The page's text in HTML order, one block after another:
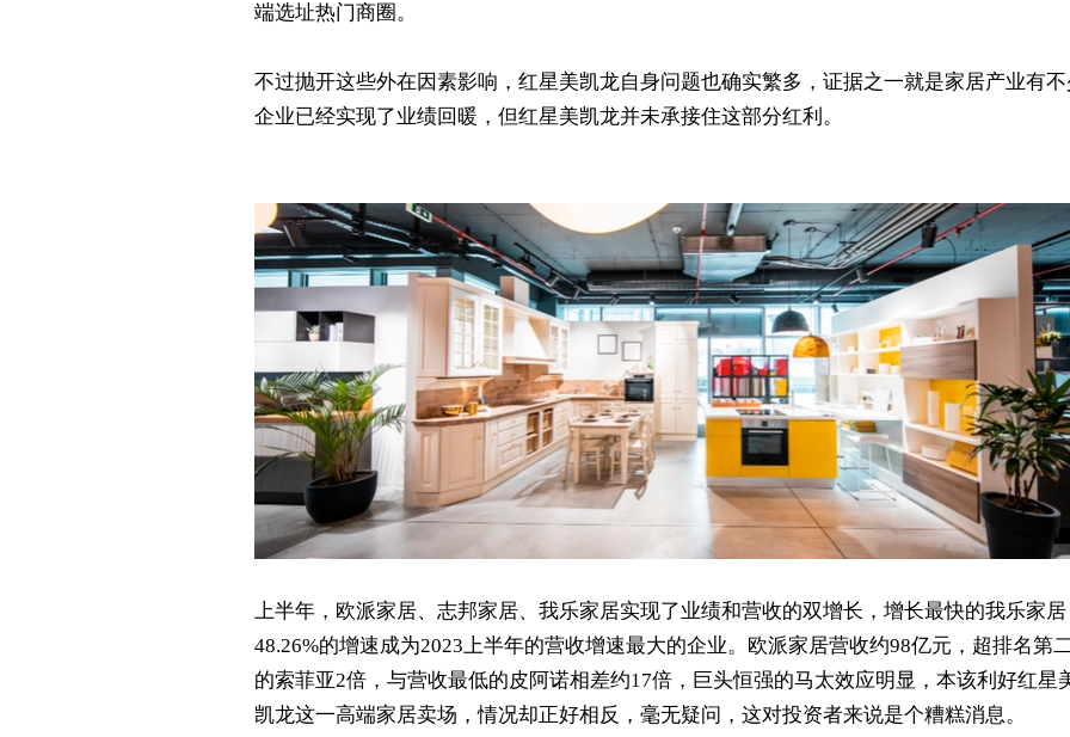
端选址热门商圈。
不过抛开这些外在因素影响，红星美凯龙自身问题也确实繁多，证据之一就是家居产业有
企业已经实现了业绩回暖，但红星美凯龙并未承接住这部分红利。
上半年，欧派家居、志邦家居、我乐家居实现了业绩和营收的双增长，增长最快的我乐家居
48.26%的增速成为2023上半年的营收增速最大的企业。欧派家居营收约98亿元，超排名第
的索菲亚2倍，与营收最低的皮阿诺相差约17倍，巨头恒强的马太效应明显，本该利好红星
凯龙这一高端家居卖场，情况却正好相反，毫无疑问，这对投资者来说是个糟糕消息。